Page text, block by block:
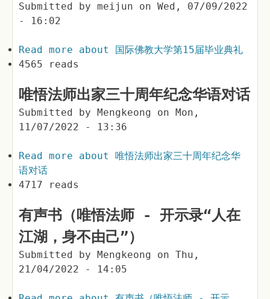
Submitted by meijun on Wed, 07/09/2022
- 16:02
Read more about 国际佛教大学第15届毕业典礼
4565 reads
唯悟法师出家三十周年纪念华语对话
Submitted by Mengkeong on Mon,
11/07/2022 - 13:36
Read more about 唯悟法师出家三十周年纪念华
语对话
4717 reads
有声书（唯悟法师 - 开示录“人在
江湖，身不由己”）
Submitted by Mengkeong on Thu,
21/04/2022 - 14:05